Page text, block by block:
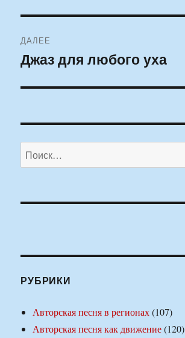
ДАЛЕЕ
Следующая
Джаз для любого уха
Искать:
РУБРИКИ
Авторская песня в регионах(107)
Авторская песня как движение(120)